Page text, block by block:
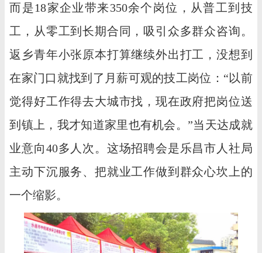
而是18家企业带来350余个岗位，从普工到技
工，从零工到长期合同，吸引众多群众咨询。
返乡青年小张原本打算继续外出打工，没想到
在家门口就找到了月薪可观的技工岗位：“以前
觉得好工作得去大城市找，现在政府把岗位送
到镇上，我才知道家里也有机会。”当天达成就
业意向40多人次。这场招聘会是乐昌市人社局
主动下沉服务、把就业工作做到群众心坎上的
一个缩影。